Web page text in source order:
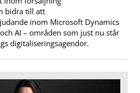
bidra till att
inom Microsoft Dynamics
AI – områden som just nu står
digitaliseringsagendor.